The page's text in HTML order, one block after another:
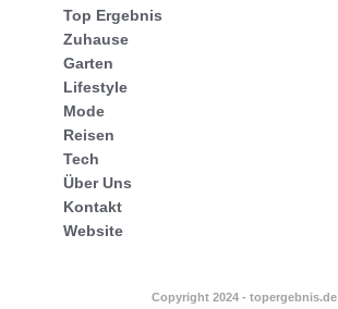
Top Ergebnis
Zuhause
Garten
Lifestyle
Mode
Reisen
Tech
Über Uns
Kontakt
Website
Copyright 2024 - topergebnis.de